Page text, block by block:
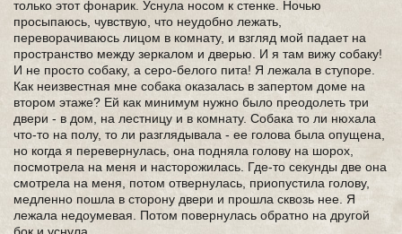
только этот фонарик. Уснула носом к стенке. Ночью
просыпаюсь, чувствую, что неудобно лежать,
переворачиваюсь лицом в комнату, и взгляд мой падает на
пространство между зеркалом и дверью. И я там вижу собаку!
И не просто собаку, а серо-белого пита! Я лежала в ступоре.
Как неизвестная мне собака оказалась в запертом доме на
втором этаже? Ей как минимум нужно было преодолеть три
двери - в дом, на лестницу и в комнату. Собака то ли нюхала
что-то на полу, то ли разглядывала - ее голова была опущена,
но когда я перевернулась, она подняла голову на шорох,
посмотрела на меня и насторожилась. Где-то секунды две она
смотрела на меня, потом отвернулась, приопустила голову,
медленно пошла в сторону двери и прошла сквозь нее. Я
лежала недоумевая. Потом повернулась обратно на другой